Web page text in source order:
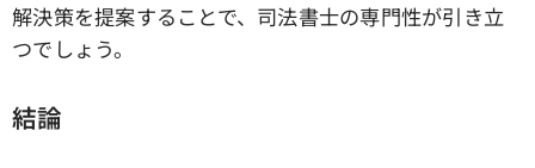
解決策を提案することで、司法書士の専門性が引き立
つでしょう。
結論